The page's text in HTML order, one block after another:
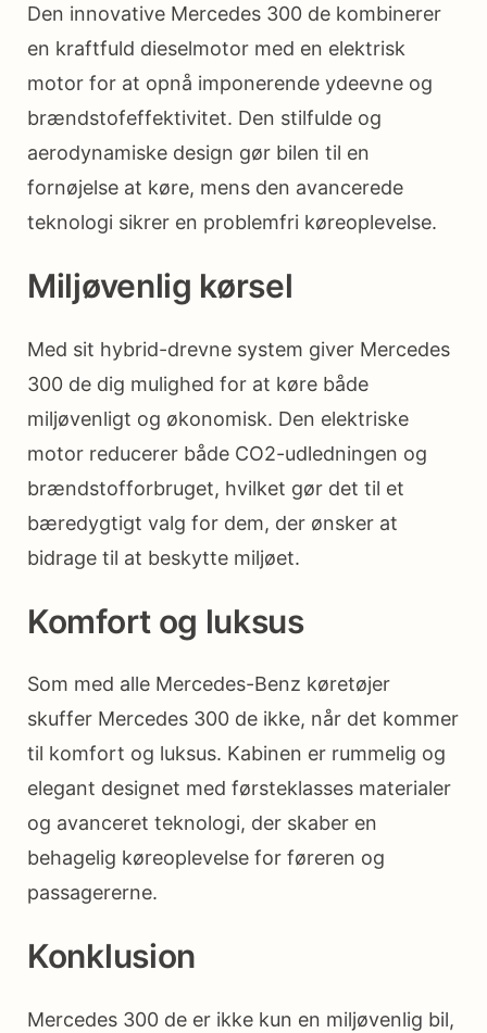
Den innovative Mercedes 300 de kombinerer
en kraftfuld dieselmotor med en elektrisk
motor for at opnå imponerende ydeevne og
brændstofeffektivitet. Den stilfulde og
aerodynamiske design gør bilen til en
fornøjelse at køre, mens den avancerede
teknologi sikrer en problemfri køreoplevelse.
Miljøvenlig kørsel
Med sit hybrid-drevne system giver Mercedes
300 de dig mulighed for at køre både
miljøvenligt og økonomisk. Den elektriske
motor reducerer både CO2-udledningen og
brændstofforbruget, hvilket gør det til et
bæredygtigt valg for dem, der ønsker at
bidrage til at beskytte miljøet.
Komfort og luksus
Som med alle Mercedes-Benz køretøjer
skuffer Mercedes 300 de ikke, når det kommer
til komfort og luksus. Kabinen er rummelig og
elegant designet med førsteklasses materialer
og avanceret teknologi, der skaber en
behagelig køreoplevelse for føreren og
passagererne.
Konklusion
Mercedes 300 de er ikke kun en miljøvenlig bil,